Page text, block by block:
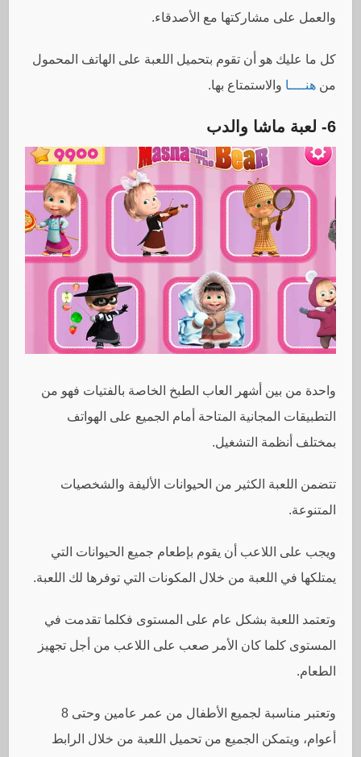
والعمل على مشاركتها مع الأصدقاء.
كل ما عليك هو أن تقوم بتحميل اللعبة على الهاتف المحمول
منهنــــا والاستمتاع بها.
6- لعبة ماشا والدب
واحدة من بين أشهر العاب الطبخ الخاصة بالفتيات فهو من
التطبيقات المجانية المتاحة أمام الجميع على الهواتف
بمختلف أنظمة التشغيل.
تتضمن اللعبة الكثير من الحيوانات الأليفة والشخصيات
المتنوعة.
ويجب على اللاعب أن يقوم بإطعام جميع الحيوانات التي
يمتلكها في اللعبة من خلال المكونات التي توفرها لك اللعبة.
وتعتمد اللعبة بشكل عام على المستوى فكلما تقدمت في
المستوى كلما كان الأمر صعب على اللاعب من أجل تجهيز
الطعام.
وتعتبر مناسبة لجميع الأطفال من عمر عامين وحتى 8
أعوام، ويتمكن الجميع من تحميل اللعبة من خلال الرابط